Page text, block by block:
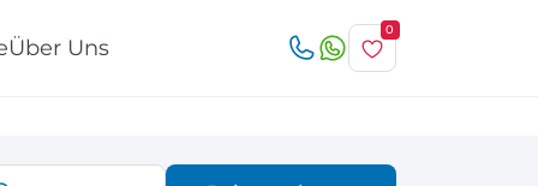
Über Uns
0